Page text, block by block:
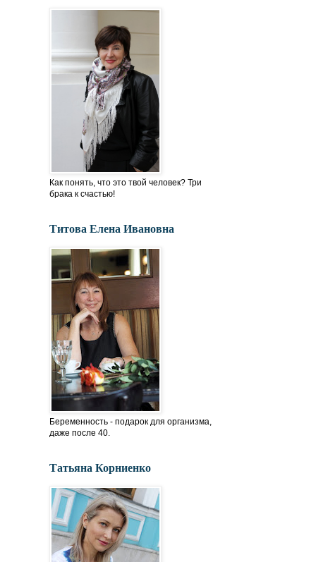
Как понять, что это твой человек? Три
брака к счастью!
Титова Елена Ивановна
Беременность - подарок для организма,
даже после 40.
Татьяна Корниенко